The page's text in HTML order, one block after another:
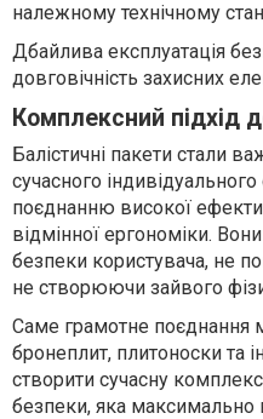
належному технічному
Дбайлива експлуатація
довговічність захисних
Комплексний підхід
Балістичні пакети стали
сучасного
поєднанню високої
відмінної ергономіки.
безпеки користувача, не
не створюючи зайвого
Саме грамотне поєднання
бронеплит, плитоноски та
створити сучасну
безпеки, яка максимально